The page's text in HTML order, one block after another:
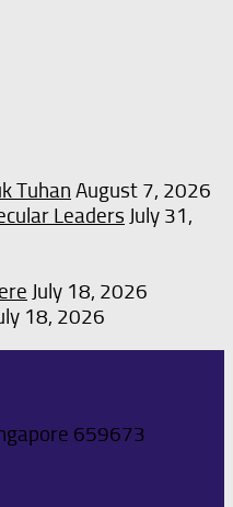
Tuhan August 7, 2026
Leaders July 31,
July 18, 2026
18, 2026
659673